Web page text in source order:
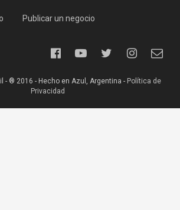
Publicar un negocio
- ® 2016 - Hecho en Azul, Argentina - Política de
Privacidad